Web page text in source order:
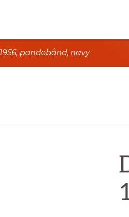
pandebånd, navy